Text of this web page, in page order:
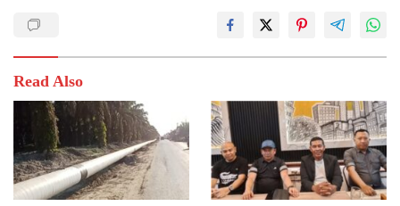
Read Also